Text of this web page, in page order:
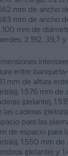
mm de ancho
mm de ancho
mm de
2.192, 39,7
entre
mm de altura
1.576 mm de
(delante),
las caderas
para las
de espacio para
1.550 mm de
(delante) y